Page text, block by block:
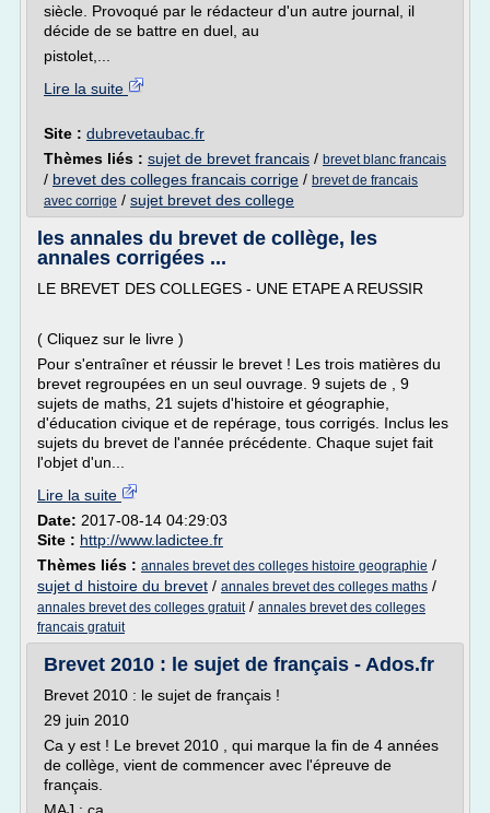
siècle. Provoqué par le rédacteur d'un autre journal, il
décide de se battre en duel, au
pistolet,...
Lire la suite
Site : dubrevetaubac.fr
Thèmes liés : sujet de brevet francais / brevet blanc francais
/ brevet des colleges francais corrige / brevet de francais
avec corrige / sujet brevet des college
les annales du brevet de collège, les
annales corrigées ...
LE BREVET DES COLLEGES - UNE ETAPE A REUSSIR
( Cliquez sur le livre )
Pour s'entraîner et réussir le brevet ! Les trois matières du
brevet regroupées en un seul ouvrage. 9 sujets de , 9
sujets de maths, 21 sujets d'histoire et géographie,
d'éducation civique et de repérage, tous corrigés. Inclus les
sujets du brevet de l'année précédente. Chaque sujet fait
l'objet d'un...
Lire la suite
Date: 2017-08-14 04:29:03
Site : http://www.ladictee.fr
Thèmes liés : annales brevet des colleges histoire geographie /
sujet d histoire du brevet / annales brevet des colleges maths /
annales brevet des colleges gratuit/ annales brevet des colleges
francais gratuit
Brevet 2010 : le sujet de français - Ados.fr
Brevet 2010 : le sujet de français !
29 juin 2010
Ca y est ! Le brevet 2010 , qui marque la fin de 4 années
de collège, vient de commencer avec l'épreuve de
français.